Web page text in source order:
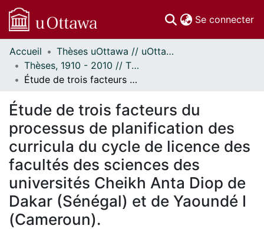
Se connecter
Communautés
et collections
Parcourir
Statistiques
À propos
Accueil
Thèses uOttawa // uOttawa Theses
Thèses, 1910 - 2010 // Theses, 1910 - 2010
Étude de trois facteurs du processus de planification des curricula du cycle de licence des facultés des sciences des universités Cheikh Anta Diop de Dakar (Sénégal) et de Yaoundé I (Cameroun).
Étude de trois facteurs du
processus de planification des
curricula du cycle de licence des
facultés des sciences des
universités Cheikh Anta Diop de
Dakar (Sénégal) et de Yaoundé I
(Cameroun).